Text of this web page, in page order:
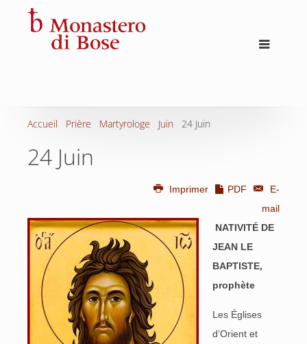
Accueil Prière Martyrologe Juin 24 Juin
24 Juin
Imprimer PDF
E-
mail
NATIVITÉ DE
JEAN LE
BAPTISTE,
prophète
Les Églises
d’Orient et